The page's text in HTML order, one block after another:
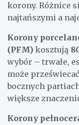
korony. Różnice
najtańszymi a
Korony
(PFM) kosztują
wybór – trwałe,
może
bocznych
większe
Korony